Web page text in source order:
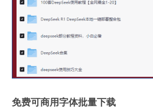
免费可商用字体批量下载